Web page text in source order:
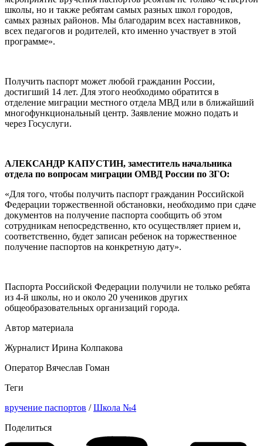
школы, но и также ребятам самых разных школ городов,
самых разных районов. Мы благодарим всех наставников,
всех педагогов и родителей, кто именно участвует в этой
программе».
Получить паспорт может любой гражданин России,
достигший 14 лет. Для этого необходимо обратится в
отделение миграции местного отдела МВД или в ближайший
многофункциональный центр. Заявление можно подать и
через Госуслуги.
АЛЕКСАНДР КАПУСТИН, заместитель начальника
отдела по вопросам миграции ОМВД России по ЗГО:
«Для того, чтобы получить паспорт гражданин Российской
Федерации торжественной обстановки, необходимо при сдаче
документов на получение паспорта сообщить об этом
сотрудникам непосредственно, кто осуществляет прием и,
соответственно, будет записан ребенок на торжественное
получение паспортов на конкретную дату».
Паспорта Российской Федерации получили не только ребята
из 4-й школы, но и около 20 учеников других
общеобразовательных организаций города.
Автор материала
Журналист Ирина Колпакова
Оператор Вячеслав Гоман
Теги
вручение паспортов /Школа №4
Поделиться